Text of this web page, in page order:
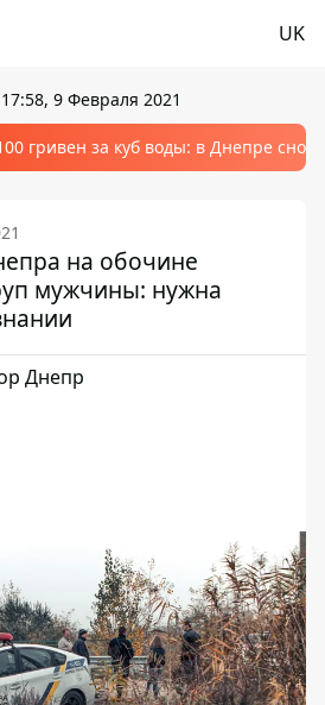
UK
17:58, 9 Февраля 2021
гривен за куб воды: в Днепре
на обочине
мужчины: нужна
Днепр